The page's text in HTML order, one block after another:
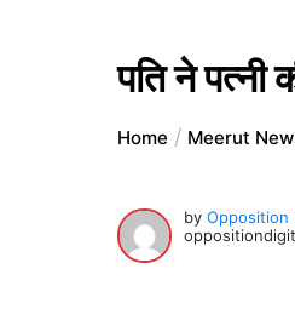
पति ने पत्नी
Home Meerut
by Opposition